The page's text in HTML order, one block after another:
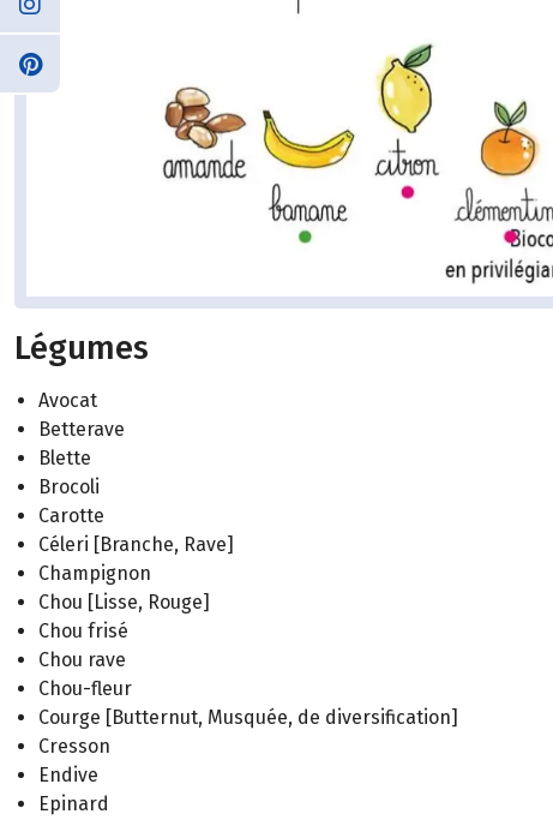
Légumes
Avocat
Betterave
Blette
Brocoli
Carotte
Céleri [Branche, Rave]
Champignon
Chou [Lisse, Rouge]
Chou frisé
Chou rave
Chou-fleur
Courge [Butternut, Musquée, de diversification]
Cresson
Endive
Epinard